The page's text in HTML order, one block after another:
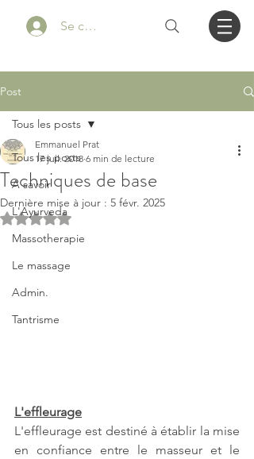
Se connecter
Post
Tous les posts
A savoir
L'Ayurveda
Massotherapie
Le massage
Admin.
Tantrisme
Tous les posts
Techniques de base
Emmanuel Prat
17 juil. 2018 6 min de lecture
Dernière mise à jour : 5 févr. 2025
Noté NaN étoiles sur 5.
L'effleurage
L'effleurage est destiné à établir la mise
en confiance entre le masseur et le